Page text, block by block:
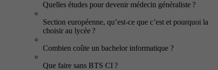
Quelles études pour devenir médecin généraliste ?
Section européenne, qu’est-ce que c’est et pourquoi la
choisir au lycée ?
Combien coûte un bachelor informatique ?
Que faire sans BTS CI ?